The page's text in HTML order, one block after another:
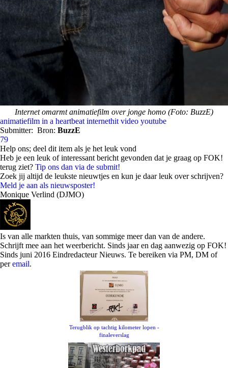
Internet omarmt animatiefilm over jonge homo (Foto: BuzzE)
animatiefilm in a heartbeat internethit video youtube
Submitter: Bron: BuzzE
79
Help ons; deel dit item als je het leuk vond
Heb je een leuk of interessant bericht gevonden dat je graag op FOK!
terug ziet? Tip ons dan via de submit!
Zoek jij altijd de leukste nieuwtjes en kun je daar leuk over schrijven?
Meld je aan als nieuwsposter!
Monique Verlind (DJMO)
Is van alle markten thuis, van sommige meer dan van de andere.
Schrijft mee aan het weerbericht. Sinds jaar en dag aanwezig op FOK!
Sinds juni 2016 Eindredacteur Nieuws. Te bereiken via PM, DM of
peremail.
Terugblik op tachtig kilometer lopen -
finaleverslag